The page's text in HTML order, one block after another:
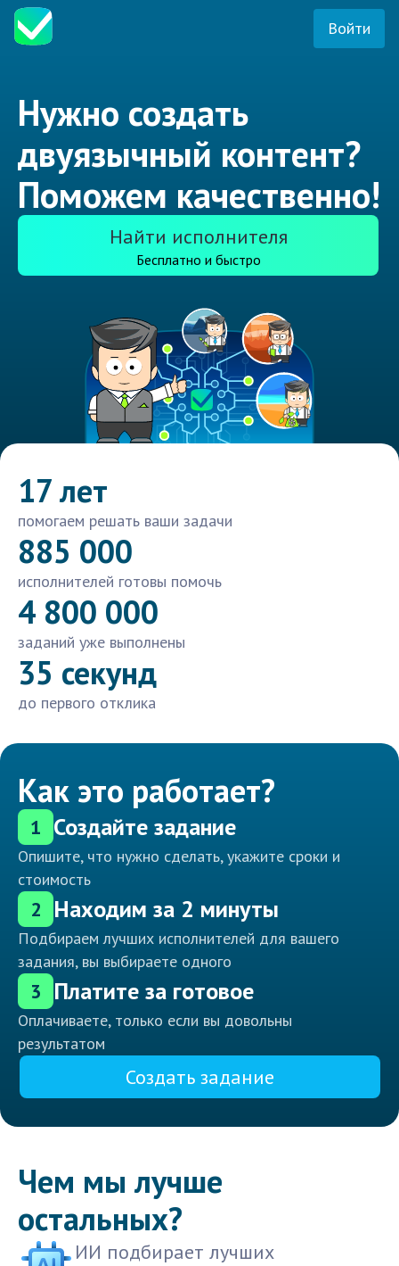
Войти
Нужно создать
двуязычный контент?
Поможем качественно!
Найти исполнителя
Бесплатно и быстро
17 лет
помогаем решать ваши задачи
885 000
исполнителей готовы помочь
4 800 000
заданий уже выполнены
35 секунд
до первого отклика
Как это работает?
1 Создайте задание
Опишите, что нужно сделать, укажите сроки и
стоимость
2 Находим за 2 минуты
Подбираем лучших исполнителей для вашего
задания, вы выбираете одного
3 Платите за готовое
Оплачиваете, только если вы довольны
результатом
Создать задание
Чем мы лучше
остальных?
ИИ подбирает лучших